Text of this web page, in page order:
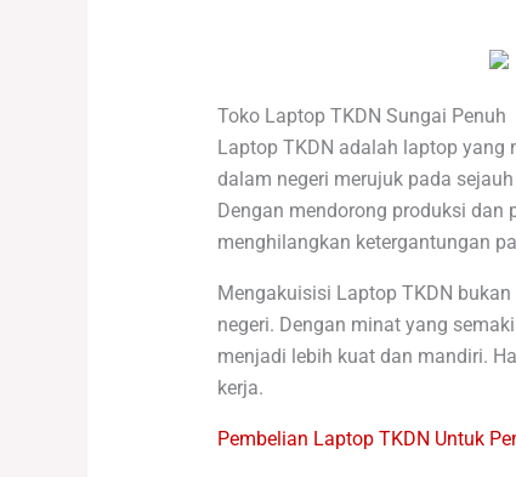
Toko Laptop TKDN Sungai Penuh
Laptop TKDN adalah laptop
dalam negeri merujuk pada
Dengan mendorong produksi
menghilangkan ketergantungan
Mengakuisisi Laptop TKDN
negeri. Dengan minat yang
menjadi lebih kuat dan mandiri.
kerja.
Pembelian Laptop TKDN Untuk